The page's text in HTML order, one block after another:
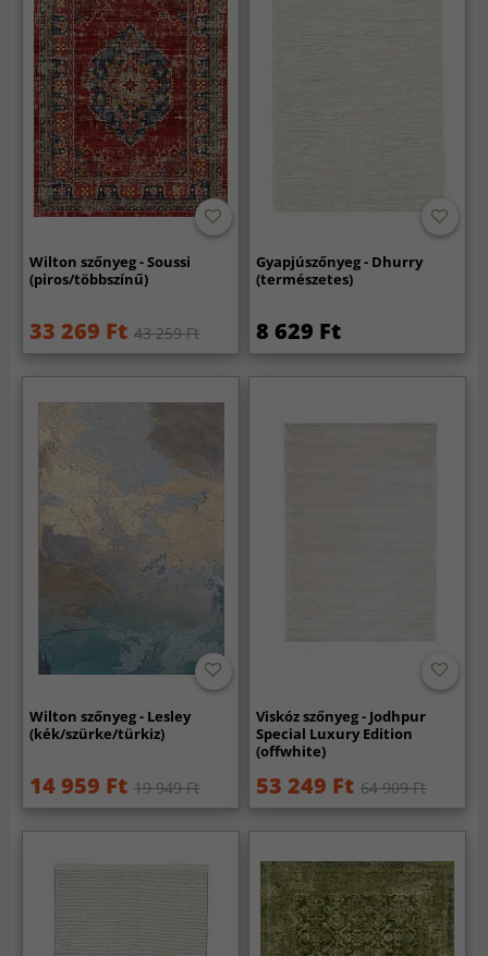
Wilton szőnyeg - Soussi
(piros/többszínű)
33 269 Ft 43 259 Ft
Gyapjúszőnyeg - Dhurry
(természetes)
8 629 Ft
Wilton szőnyeg - Lesley
(kék/szürke/türkiz)
14 959 Ft 19 949 Ft
Viskóz szőnyeg - Jodhpur
Special Luxury Edition
(offwhite)
53 249 Ft 64 909 Ft